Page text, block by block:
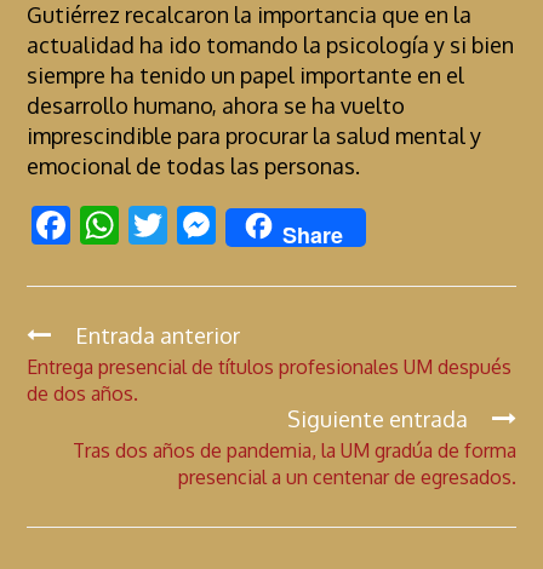
Gutiérrez recalcaron la importancia que en la
actualidad ha ido tomando la psicología y si bien
siempre ha tenido un papel importante en el
desarrollo humano, ahora se ha vuelto
imprescindible para procurar la salud mental y
emocional de todas las personas.
F
e
b
o
k
W
at
s
A
p
T
itt
er
M
es
se
n
g
Share
C
o
n
Entrada anterior
Entrega presencial de títulos profesionales UM después
de dos años.
Siguiente entrada
Tras dos años de pandemia, la UM gradúa de forma
presencial a un centenar de egresados.